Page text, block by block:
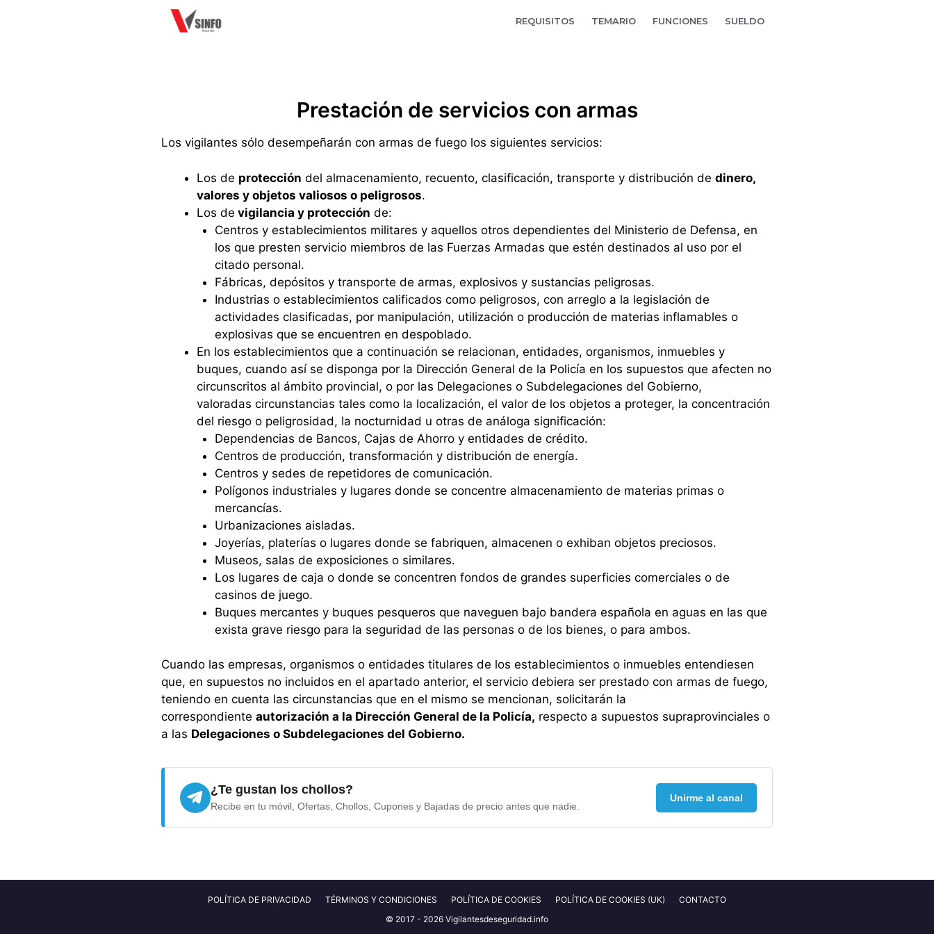
REQUISITOS TEMARIO FUNCIONES SUELDO
Prestación de servicios con armas
Los vigilantes sólo desempeñarán con armas de fuego los siguientes servicios:
Los de protección del almacenamiento, recuento, clasificación, transporte y distribución de dinero,
valores y objetos valiosos o peligrosos.
Los de vigilancia y protección de:
Centros y establecimientos militares y aquellos otros dependientes del Ministerio de Defensa, en
los que presten servicio miembros de las Fuerzas Armadas que estén destinados al uso por el
citado personal.
Fábricas, depósitos y transporte de armas, explosivos y sustancias peligrosas.
Industrias o establecimientos calificados como peligrosos, con arreglo a la legislación de
actividades clasificadas, por manipulación, utilización o producción de materias inflamables o
explosivas que se encuentren en despoblado.
En los establecimientos que a continuación se relacionan, entidades, organismos, inmuebles y
buques, cuando así se disponga por la Dirección General de la Policía en los supuestos que afecten no
circunscritos al ámbito provincial, o por las Delegaciones o Subdelegaciones del Gobierno,
valoradas circunstancias tales como la localización, el valor de los objetos a proteger, la concentración
del riesgo o peligrosidad, la nocturnidad u otras de análoga significación:
Dependencias de Bancos, Cajas de Ahorro y entidades de crédito.
Centros de producción, transformación y distribución de energía.
Centros y sedes de repetidores de comunicación.
Polígonos industriales y lugares donde se concentre almacenamiento de materias primas o
mercancías.
Urbanizaciones aisladas.
Joyerías, platerías o lugares donde se fabriquen, almacenen o exhiban objetos preciosos.
Museos, salas de exposiciones o similares.
Los lugares de caja o donde se concentren fondos de grandes superficies comerciales o de
casinos de juego.
Buques mercantes y buques pesqueros que naveguen bajo bandera española en aguas en las que
exista grave riesgo para la seguridad de las personas o de los bienes, o para ambos.
Cuando las empresas, organismos o entidades titulares de los establecimientos o inmuebles entendiesen
que, en supuestos no incluidos en el apartado anterior, el servicio debiera ser prestado con armas de fuego,
teniendo en cuenta las circunstancias que en el mismo se mencionan, solicitarán la
correspondiente autorización a la Dirección General de la Policía, respecto a supuestos supraprovinciales o
a las Delegaciones o Subdelegaciones del Gobierno.
¿Te gustan los chollos?
Recibe en tu móvil, Ofertas, Chollos, Cupones y Bajadas de precio antes que nadie.
Unirme al canal
POLÍTICA DE PRIVACIDAD TÉRMINOS Y CONDICIONES POLÍTICA DE COOKIES POLÍTICA DE COOKIES (UK)
CONTACTO
© 2017 - 2026 Vigilantesdeseguridad.info